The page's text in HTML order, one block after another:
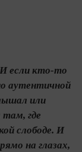
И если кто-то
аутентичной
или
где
слободе. И
на глазах,